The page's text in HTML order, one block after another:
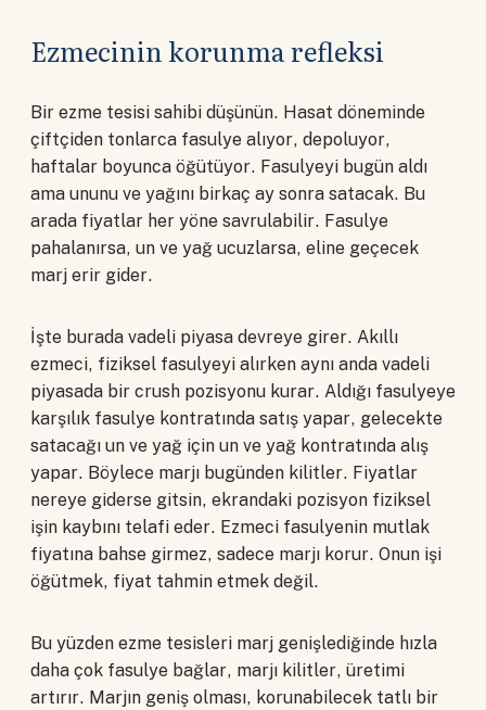
Ezmecinin korunma refleksi
Bir ezme tesisi sahibi düşünün. Hasat döneminde
çiftçiden tonlarca fasulye alıyor, depoluyor,
haftalar boyunca öğütüyor. Fasulyeyi bugün aldı
ama ununu ve yağını birkaç ay sonra satacak. Bu
arada fiyatlar her yöne savrulabilir. Fasulye
pahalanırsa, un ve yağ ucuzlarsa, eline geçecek
marj erir gider.
İşte burada vadeli piyasa devreye girer. Akıllı
ezmeci, fiziksel fasulyeyi alırken aynı anda vadeli
piyasada bir crush pozisyonu kurar. Aldığı fasulyeye
karşılık fasulye kontratında satış yapar, gelecekte
satacağı un ve yağ için un ve yağ kontratında alış
yapar. Böylece marjı bugünden kilitler. Fiyatlar
nereye giderse gitsin, ekrandaki pozisyon fiziksel
işin kaybını telafi eder. Ezmeci fasulyenin mutlak
fiyatına bahse girmez, sadece marjı korur. Onun işi
öğütmek, fiyat tahmin etmek değil.
Bu yüzden ezme tesisleri marj genişlediğinde hızla
daha çok fasulye bağlar, marjı kilitler, üretimi
artırır. Marjın geniş olması, korunabilecek tatlı bir